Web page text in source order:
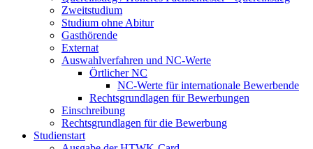
Zweitstudium
Studium ohne Abitur
Gasthörende
Externat
Auswahlverfahren und NC-Werte
Örtlicher NC
NC-Werte für internationale Bewerbende
Rechtsgrundlagen für Bewerbungen
Einschreibung
Rechtsgrundlagen für die Bewerbung
Studienstart